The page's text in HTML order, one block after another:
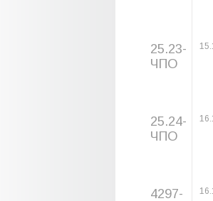
25.23-
ЧПО
25.24-
ЧПО
4297-